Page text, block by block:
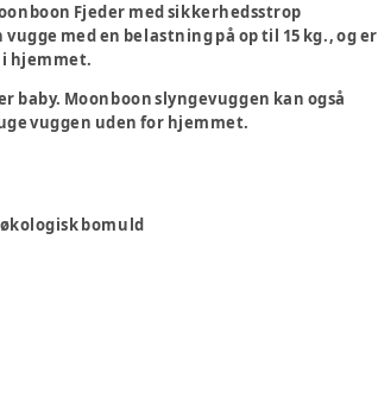
Fjeder med sikkerhedsstrop
med en belastning på op til 15 kg., og er
hjemmet.
baby. Moonboon slyngevuggen kan også
vuggen uden for hjemmet.
bomuld